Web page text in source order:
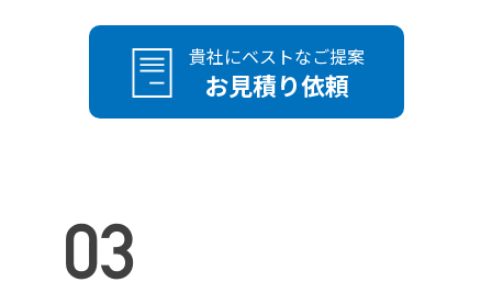
貴社にベストなご提案
お見積り依頼